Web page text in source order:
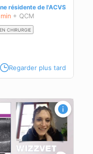
résidente de l'ACVS
+ QCM
CHIRURGIE
Regarder plus tard